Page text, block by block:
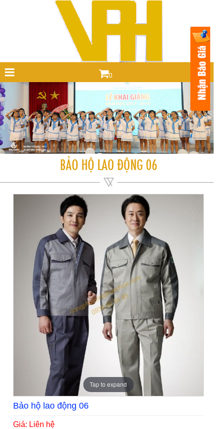
0
BẢO HỘ LAO ĐỘNG 06
Tap to expand
Bảo hộ lao động 06
Giá: Liên hệ